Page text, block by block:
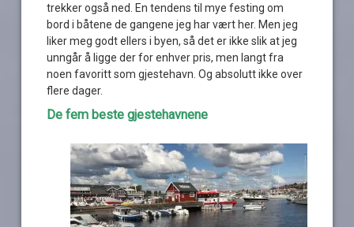
trekker også ned. En tendens til mye festing om
bord i båtene de gangene jeg har vært her. Men jeg
liker meg godt ellers i byen, så det er ikke slik at jeg
unngår å ligge der for enhver pris, men langt fra
noen favoritt som gjestehavn. Og absolutt ikke over
flere dager.
De fem beste gjestehavnene